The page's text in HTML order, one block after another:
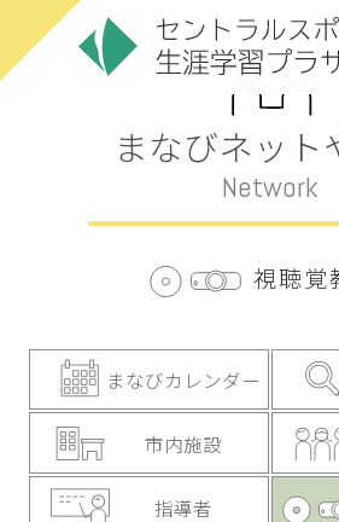
まなびネット
Network
視聴覚
まなびカレンダー
市内施設
指導者